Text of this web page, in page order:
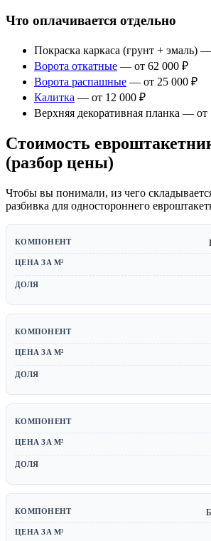
Что оплачивается отдельно
Покраска каркаса (грунт + эмаль)
Ворота откатные — от 62 000 ₽
Ворота распашные — от 25 000 ₽
Калитка — от 12 000 ₽
Верхняя декоративная планка —
Стоимость
(разбор цены)
Чтобы вы понимали, из чего
разбивка для одностороннего